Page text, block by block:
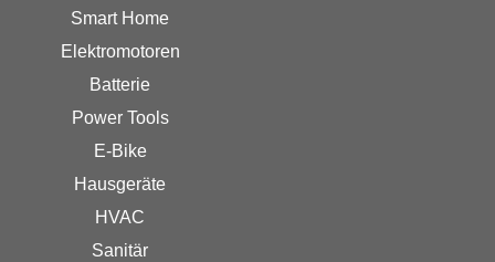
Smart Home
Elektromotoren
Batterie
Power Tools
E-Bike
Hausgeräte
HVAC
Sanitär